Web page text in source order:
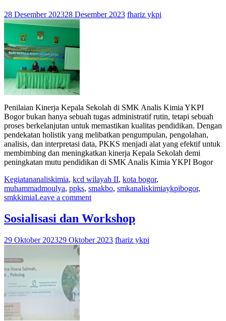
28 Desember 202328 Desember 2023 fhariz ykpi
Penilaian Kinerja Kepala Sekolah di SMK Analis Kimia YKPI
Bogor bukan hanya sebuah tugas administratif rutin, tetapi sebuah
proses berkelanjutan untuk memastikan kualitas pendidikan. Dengan
pendekatan holistik yang melibatkan pengumpulan, pengolahan,
analisis, dan interpretasi data, PKKS menjadi alat yang efektif untuk
membimbing dan meningkatkan kinerja Kepala Sekolah demi
peningkatan mutu pendidikan di SMK Analis Kimia YKPI Bogor
Kegiatananaliskimia, kcd wilayah II, kota bogor,
muhammadmoulya, ppks, smakbo, smkanaliskimiaykpibogor,
smkkimiaLeave a comment
Sosialisasi dan Workshop
29 Oktober 202329 Oktober 2023 fhariz ykpi